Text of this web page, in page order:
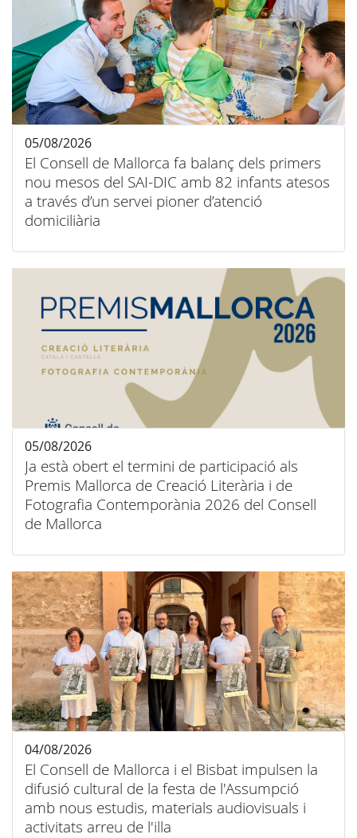
El Consell de Mallorca fa balanç dels primers
nou mesos del SAI-DIC amb 82 infants atesos
a través d’un servei pioner d’atenció
domiciliària
05/08/2026
Ja està obert el termini de participació als
Premis Mallorca de Creació Literària i de
Fotografia Contemporània 2026 del Consell
de Mallorca
05/08/2026
El Consell de Mallorca i el Bisbat impulsen la
difusió cultural de la festa de l'Assumpció
amb nous estudis, materials audiovisuals i
activitats arreu de l'illa
04/08/2026